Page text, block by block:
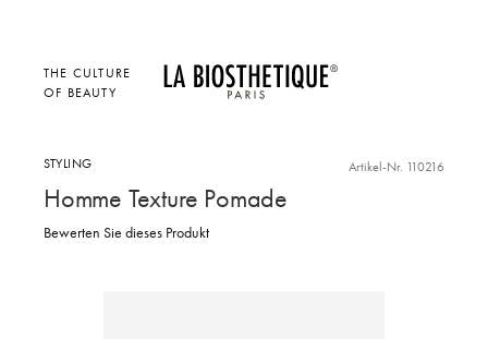
THE CULTURE
OF BEAUTY
STYLING Artikel-Nr. 110216
Homme Texture Pomade
Bewerten Sie dieses Produkt